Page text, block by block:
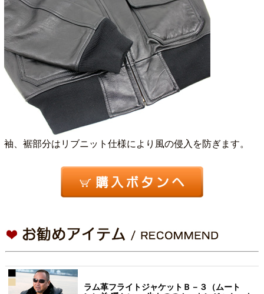
袖、裾部分はリブニット仕様により風の侵入を防ぎます。
ラム革フライトジャケットＢ－３（ムート